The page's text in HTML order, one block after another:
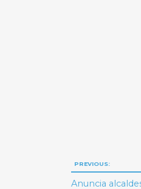
PREVIOUS:
Anuncia